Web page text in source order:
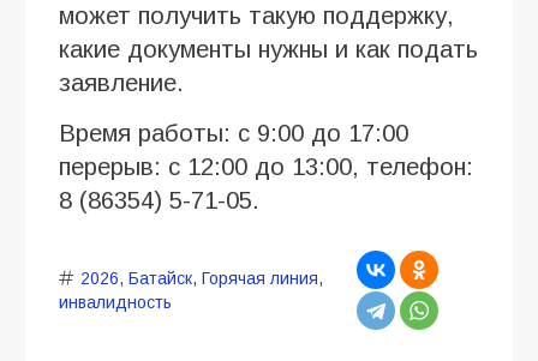
может получить такую поддержку,
какие документы нужны и как подать
заявление.
Время работы: с 9:00 до 17:00
перерыв: с 12:00 до 13:00, телефон:
8 (86354) 5-71-05.
2026, Батайск, Горячая линия,
инвалидность